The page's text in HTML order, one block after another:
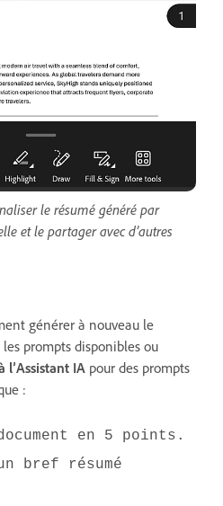
le résumé généré par
et le partager avec d’autres
générer à nouveau le
prompts disponibles ou
l’Assistant IA pour des prompts
:
en 5 points.
bref résumé